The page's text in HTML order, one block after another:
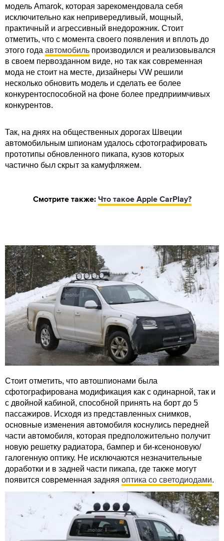
модель Amarok, которая зарекомендовала себя
исключительно как непривередливый, мощный,
практичный и агрессивный внедорожник. Стоит
отметить, что с момента своего появления и вплоть до
этого года автомобиль производился и реализовывался
в своем первозданном виде, но так как современная
мода не стоит на месте, дизайнеры VW решили
несколько обновить модель и сделать ее более
конкурентоспособной на фоне более предприимчивых
конкурентов.
Так, на днях на общественных дорогах Швеции
автомобильным шпионам удалось сфотографировать
прототипы обновленного пикапа, кузов которых
частично был скрыт за камуфляжем.
Смотрите также: Что такое Apple CarPlay?
Стоит отметить, что автошпионами была
сфотографирована модификация как с одинарной, так и
с двойной кабиной, способной принять на борт до 5
пассажиров. Исходя из представленных снимков,
основные изменения автомобиля коснулись передней
части автомобиля, которая предположительно получит
новую решетку радиатора, бампер и би-ксеноновую/
галогенную оптику. Не исключаются незначительные
доработки и в задней части пикапа, где также могут
появится современная задняя оптика со светодиодами.